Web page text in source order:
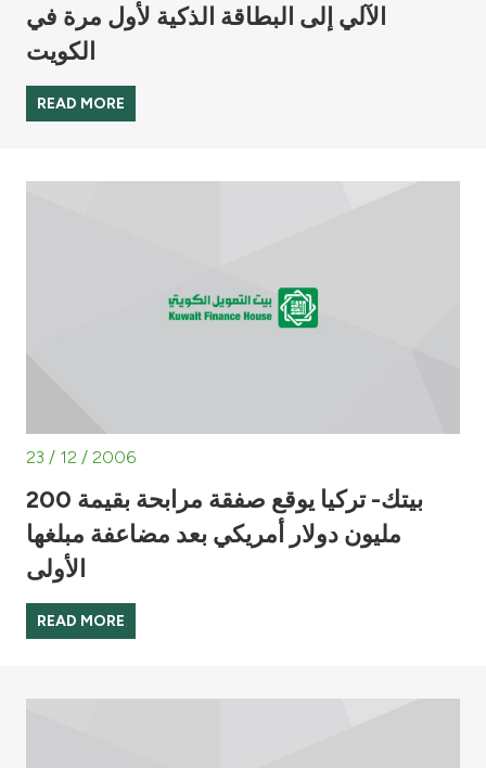
الآلي إلى البطاقة الذكية لأول مرة في
الكويت
READ MORE
23 / 12 / 2006
بيتك- تركيا يوقع صفقة مرابحة بقيمة 200
مليون دولار أمريكي بعد مضاعفة مبلغها
الأولى
READ MORE